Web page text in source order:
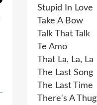
Stupid In Love
Take A Bow
Talk That Talk
Te Amo
That La, La, La
The Last Song
The Last Time
There's A